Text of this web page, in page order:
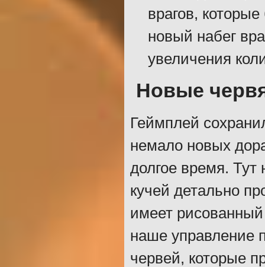
врагов,
новый набег
увеличения
Новые
Геймплей
немало новых
долгое время. Тут
кучей детально
имеет
наше управление
червей, которые